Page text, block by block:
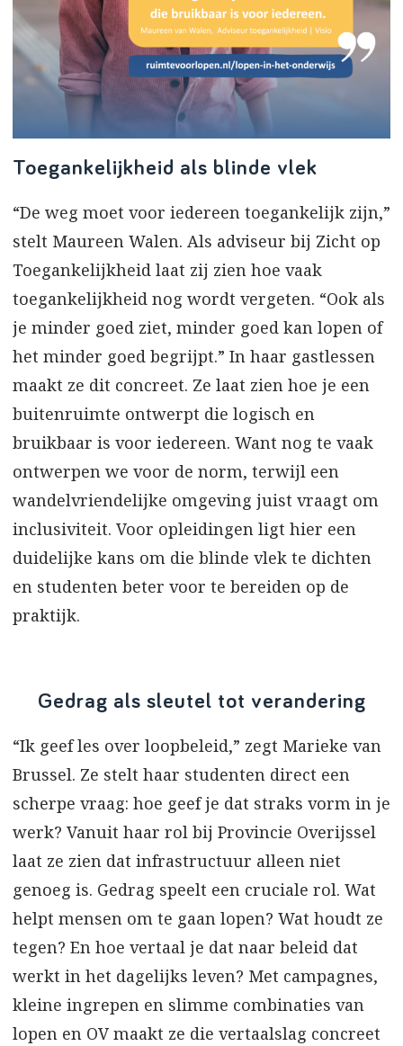
Toegankelijkheid als blinde vlek
“De weg moet voor iedereen toegankelijk zijn,”
stelt Maureen Walen. Als adviseur bij Zicht op
Toegankelijkheid laat zij zien hoe vaak
toegankelijkheid nog wordt vergeten. “Ook als
je minder goed ziet, minder goed kan lopen of
het minder goed begrijpt.” In haar gastlessen
maakt ze dit concreet. Ze laat zien hoe je een
buitenruimte ontwerpt die logisch en
bruikbaar is voor iedereen. Want nog te vaak
ontwerpen we voor de norm, terwijl een
wandelvriendelijke omgeving juist vraagt om
inclusiviteit. Voor opleidingen ligt hier een
duidelijke kans om die blinde vlek te dichten
en studenten beter voor te bereiden op de
praktijk.
Gedrag als sleutel tot verandering
“Ik geef les over loopbeleid,” zegt Marieke van
Brussel. Ze stelt haar studenten direct een
scherpe vraag: hoe geef je dat straks vorm in je
werk? Vanuit haar rol bij Provincie Overijssel
laat ze zien dat infrastructuur alleen niet
genoeg is. Gedrag speelt een cruciale rol. Wat
helpt mensen om te gaan lopen? Wat houdt ze
tegen? En hoe vertaal je dat naar beleid dat
werkt in het dagelijks leven? Met campagnes,
kleine ingrepen en slimme combinaties van
lopen en OV maakt ze die vertaalslag concreet